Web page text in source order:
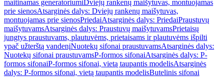
maitinamas generatoriumiDviejų rankenų maišytuvas, montuojamas
prie sienosAtsarginės dalys: Dviejų rankenų maišytuvas,
montuojamas prie sienosPriedaiAtsarginės dalys: PriedaiPraustuvų
maišytuvamsAtsarginės dalys: Praustuvų maišytuvamsPrietaisų
jungtys praustuvams, plautuvėms, prietaisams ir plautuvėms išpilti
ypač užterštą vandenįNuotekų sifonai praustuvamsAtsarginės dalys:
Nuotekų sifonai praustuvamsP-formos sifonaiAtsarginės dalys: P-
formos sifonaiP-formos sifonai, vietą taupantis modelisAtsarginės
dalys: P-formos sifonai, vietą taupantis modelisButelinis sifonai